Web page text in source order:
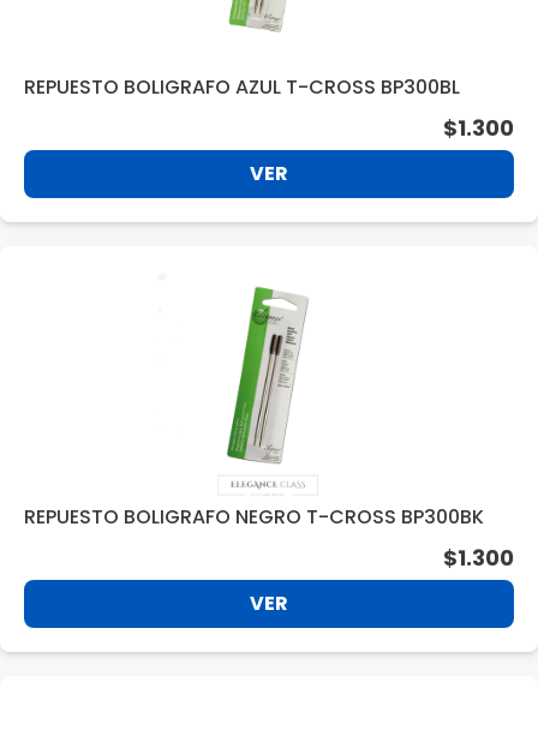
REPUESTO BOLIGRAFO AZUL T-CROSS BP300BL
$1.300
VER
REPUESTO BOLIGRAFO NEGRO T-CROSS BP300BK
$1.300
VER